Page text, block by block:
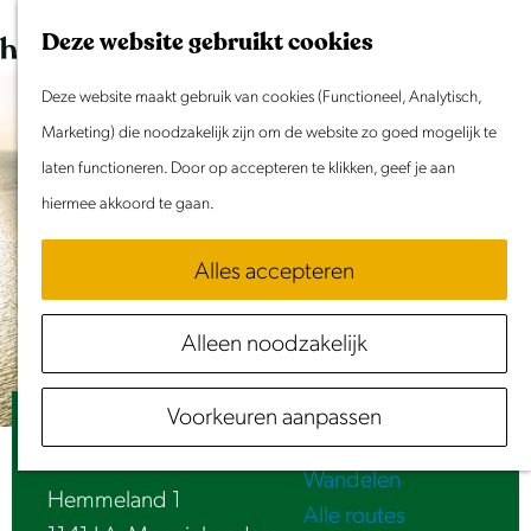
Deze website gebruikt cookies
Deze website maakt gebruik van cookies (Functioneel, Analytisch,
Marketing) die noodzakelijk zijn om de website zo goed mogelijk te
laten functioneren. Door op accepteren te klikken, geef je aan
hiermee akkoord te gaan.
Alles accepteren
Alleen noodzakelijk
Voorkeuren aanpassen
G
a
a
r
d
e
h
o
m
e
K
a
r
t
Z
e
k
e
n
e
n
u
Evenement aanmelden
Doen & Beleven
Zomer in Laag Holland
Met kinderen
Samen eropuit
Rust & Stilte
Activiteiten
Routes
Fietsen
Varen
Wandelen
Alle routes
Jachthaven Waterland
Hemmeland 1